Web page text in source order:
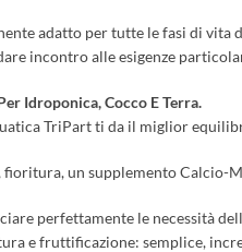
adatto per tutte le fasi di
incontro alle esigenze
Idroponica, Cocco E Terra.
TriPart ti da il miglior
un supplemento Calcio-
perfettamente le necessità
e fruttificazione: semplice,